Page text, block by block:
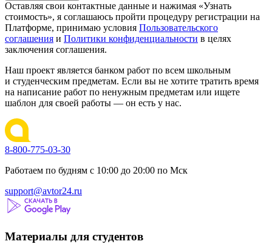
Оставляя свои контактные данные и нажимая «Узнать
стоимость», я соглашаюсь пройти процедуру регистрации на
Платформе, принимаю условия Пользовательского
соглашения и Политики конфиденциальности в целях
заключения соглашения.
Наш проект является банком работ по всем школьным
и студенческим предметам. Если вы не хотите тратить время
на написание работ по ненужным предметам или ищете
шаблон для своей работы — он есть у нас.
8-800-775-03-30
Работаем по будням с 10:00 до 20:00 по Мск
support@avtor24.ru
Материалы для студентов